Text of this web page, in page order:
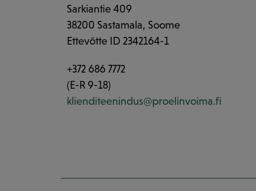
Sarkiantie 409
38200 Sastamala, Soome
Ettevõtte ID 2342164-1
+372 686 7772
(E-R 9-18)
klienditeenindus@proelinvoima.fi